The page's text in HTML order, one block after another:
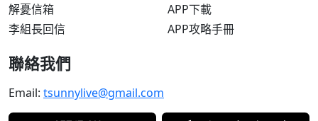
解憂信箱
李組長回信
APP下載
APP攻略手冊
聯絡我們
Email: tsunnylive@gmail.com